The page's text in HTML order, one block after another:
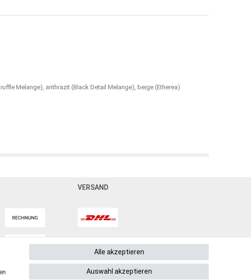
Melange), anthrazit (Black Detail Melange), beige (Etherea)
VERSAND
Alle akzeptieren
Auswahl akzeptieren